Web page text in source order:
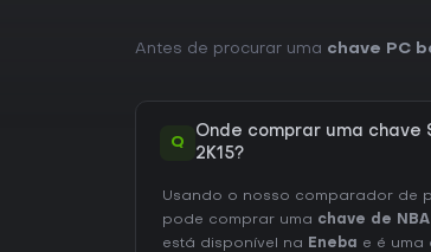
Antes de procurar uma chave PC
Q
Onde comprar uma chave
2K15?
Usando o nosso comparador de
pode comprar uma chave de NBA
está disponível na Eneba e é uma